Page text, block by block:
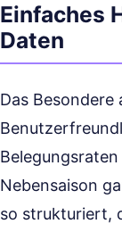
Einfaches
Daten
Das Besondere
Nebensaison
so strukturiert,